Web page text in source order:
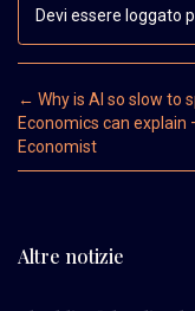
Devi essere loggato
Post navigation
← Why is AI so slow to
Economics can explain
Economist
Altre notizie